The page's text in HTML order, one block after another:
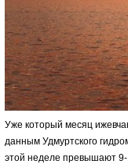
Уже который месяц
данным Удмуртского
этой неделе превышают 9-